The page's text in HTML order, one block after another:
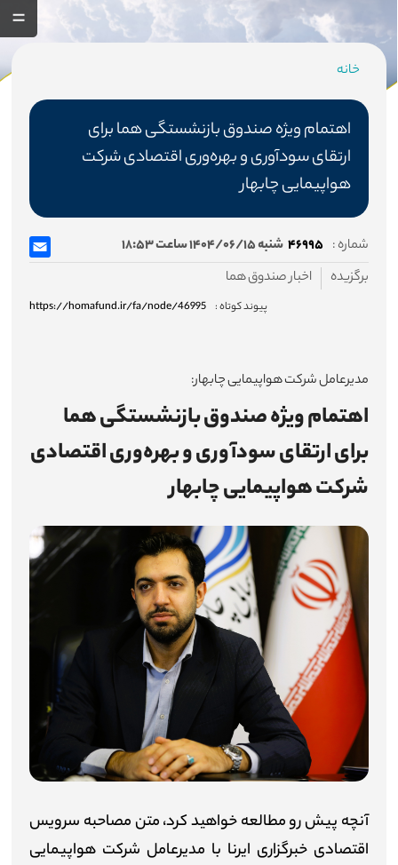
صفحه اصلی
صندوق
درباره صندوق
هیئت مدیره
اطلاع‌رسانی
میزخدمت
چندرسانه‌ای
شرکت‌ها
آمار و اطلاعات
تماس با ما
ارتباط با مدیرعامل
مسیر
خانه
اهتمام ویژه صندوق بازنشستگی هما برای
ارتقای سودآوری و بهره‌وری اقتصادی شرکت
هواپیمایی چابهار
شماره : ۴۶۹۹۵ شنبه ۱۴۰۴/۰۶/۱۵ ساعت ۱۸:۵۳
برگزیده
اخبار صندوق هما
پیوند کوتاه : https://homafund.ir/fa/node/46995
مدیرعامل شرکت هواپیمایی چابهار:
اهتمام ویژه صندوق بازنشستگی هما
برای ارتقای سودآوری و بهره‌وری اقتصادی
شرکت هواپیمایی چابهار
آنچه پیش رو مطالعه خواهید کرد، متن مصاحبه سرویس
اقتصادی خبرگزاری ایرنا با مدیرعامل شرکت هواپیمایی